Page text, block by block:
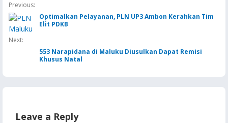
Previous:
Optimalkan Pelayanan, PLN UP3 Ambon Kerahkan Tim
Elit PDKB
Next:
553 Narapidana di Maluku Diusulkan Dapat Remisi
Khusus Natal
Leave a Reply